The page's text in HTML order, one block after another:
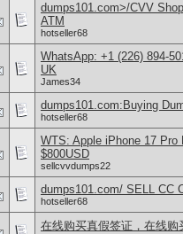
dumps101.com>/CVV
ATM
hotseller68
WhatsApp: +1 (226) 894-
UK
James34
dumps101.com:Buying
hotseller68
WTS: Apple iPhone 17
$800USD
sellcvvdumps22
dumps101.com/ SELL CC
hotseller68
在线购买真假签证，在线购